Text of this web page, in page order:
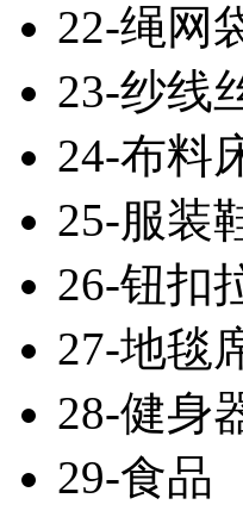
22-绳网
23-纱线
24-布料
25-服装
26-钮扣
27-地毯
28-健身
29-食品